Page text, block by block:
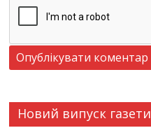
Новий випуск газети